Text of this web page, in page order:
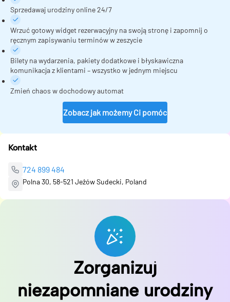
Sprzedawaj urodziny online 24/7
Wrzuć gotowy widget rezerwacyjny na swoją stronę i zapomnij o
ręcznym zapisywaniu terminów w zeszycie
Bilety na wydarzenia, pakiety dodatkowe i błyskawiczna
komunikacja z klientami – wszystko w jednym miejscu
Zmień chaos w dochodowy automat
Zobacz jak możemy Ci pomóc
Kontakt
724 899 484
Polna 30, 58-521 Jeżów Sudecki, Poland
Zorganizuj
niezapomniane urodziny